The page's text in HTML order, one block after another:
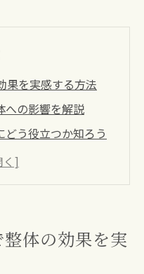
果を実感する方法
への影響を解説
う役立つか知ろう
維持のポイント
る生活習慣の工夫
役立つ理由とは
体の効果を実